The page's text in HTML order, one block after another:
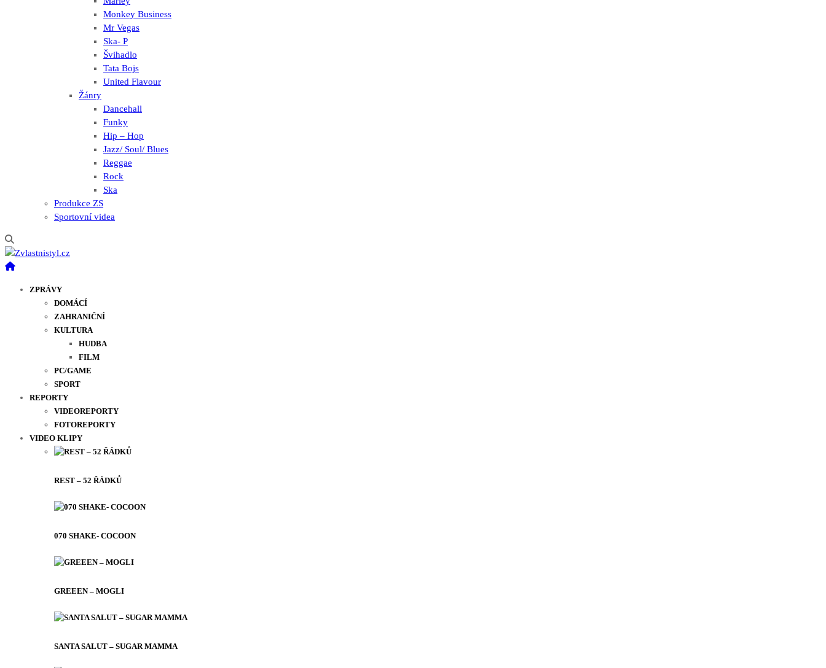
Monkey Business
Mr Vegas
Ska- P
Švihadlo
Tata Bojs
United Flavour
Žánry
Dancehall
Funky
Hip – Hop
Jazz/ Soul/ Blues
Reggae
Rock
Ska
Produkce ZS
Sportovní videa
ZPRÁVY
DOMÁCÍ
ZAHRANIČNÍ
KULTURA
HUDBA
FILM
PC/GAME
SPORT
REPORTY
VIDEOREPORTY
FOTOREPORTY
VIDEO KLIPY
REST – 52 ŘÁDKŮ
070 SHAKE- COCOON
GREEEN – MOGLI
SANTA SALUT – SUGAR MAMMA